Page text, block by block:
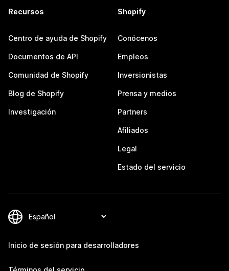
Recursos
Centro de ayuda de Shopify
Documentos de API
Comunidad de Shopify
Blog de Shopify
Investigación
Shopify
Conócenos
Empleos
Inversionistas
Prensa y medios
Partners
Afiliados
Legal
Estado del servicio
Inicio de sesión para desarrolladores